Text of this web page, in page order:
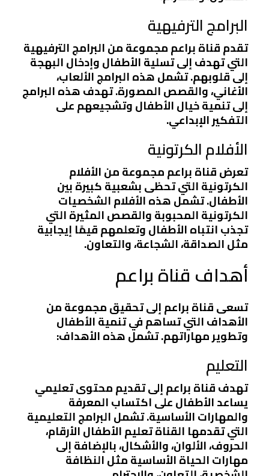
البرامج الترفيهية
تقدم قناة براعم مجموعة من البرامج الترفيهية
التي تهدف إلى تسلية الأطفال وإدخال البهجة
إلى قلوبهم. تشمل هذه البرامج الألعاب،
الأغاني، والقصص المصورة. تهدف هذه البرامج
إلى تنمية خيال الأطفال وتشجيعهم على
التفكير الإبداعي.
الأفلام الكرتونية
تعرض قناة براعم مجموعة من الأفلام
الكرتونية التي تحظى بشعبية كبيرة بين
الأطفال. تشمل هذه الأفلام الشخصيات
الكرتونية المحبوبة والقصص المثيرة التي
تجذب انتباه الأطفال وتعلمهم قيمًا إيجابية
مثل الصداقة، الشجاعة، والتعاون.
أهداف قناة براعم
تسعى قناة براعم إلى تحقيق مجموعة من
الأهداف التي تساهم في تنمية الأطفال
وتطوير مهاراتهم. تشمل هذه الأهداف:
التعليم
تهدف قناة براعم إلى تقديم محتوى تعليمي
يساعد الأطفال على اكتساب المعرفة
والمهارات الأساسية. تشمل البرامج التعليمية
التي تقدمها القناة تعليم الأطفال الأرقام،
الحروف، الألوان، والأشكال، بالإضافة إلى
مهارات الحياة الأساسية مثل النظافة